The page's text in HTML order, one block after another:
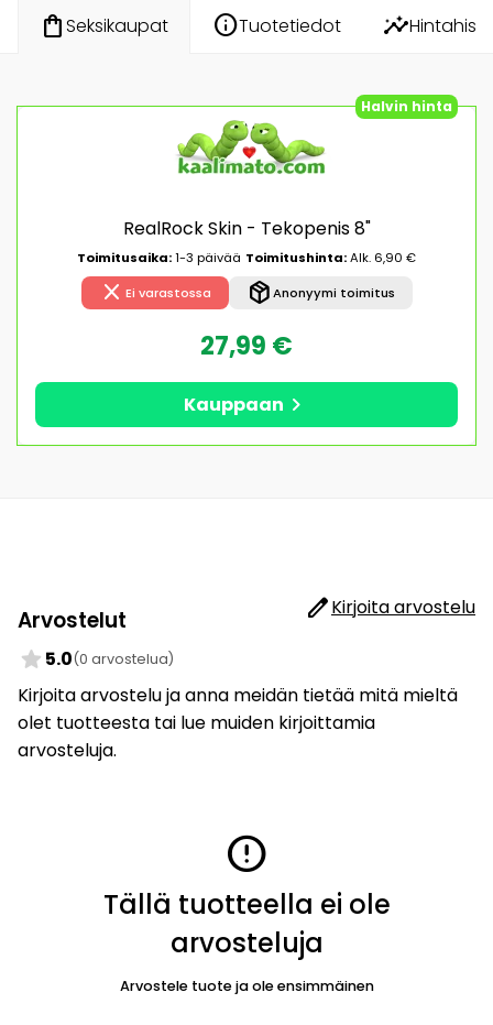
shopping_bagSeksikaupat infoTuotetiedot insights
Halvin hinta
RealRock Skin - Tekopenis 8"
Toimitusaika:1-3 päivää Toimitushinta:Alk. 6,90 €
close Ei varastossa package_2Anonyymi toimitus
27,99 €
Kauppaan chevron_right
Arvostelut editKirjoita arvostelu
star 5.0(0 arvostelua)
Kirjoita arvostelu ja anna meidän tietää mitä mieltä
olet tuotteesta tai lue muiden kirjoittamia
arvosteluja.
error
Tällä tuotteella ei ole
arvosteluja
Arvostele tuote ja ole ensimmäinen